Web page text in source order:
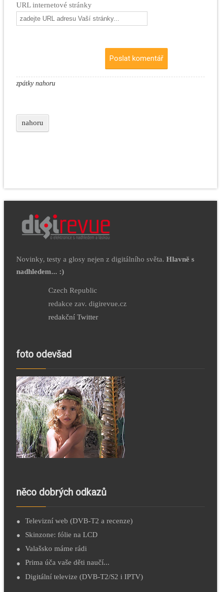
URL internetové stránky
zpátky nahoru
nahoru
Novinky, testy a glosy nejen z digitálního světa. Hlavně s
nadhledem... :)
Czech Republic
redakce zav. digirevue.cz
redakční Twitter
foto odevšad
něco dobrých odkazů
Televizní web (DVB-T2 a recenze)
Skinzone: fólie na LCD
Valašsko máme rádi
Prima úča vaše děti naučí...
Digitální televize (DVB-T2/S2 i IPTV)